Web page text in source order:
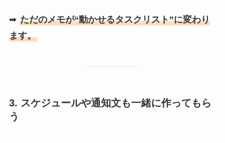
➡ ただのメモが“動かせるタスクリスト”に変わり
ます。
3. スケジュールや通知文も一緒に作ってもら
う